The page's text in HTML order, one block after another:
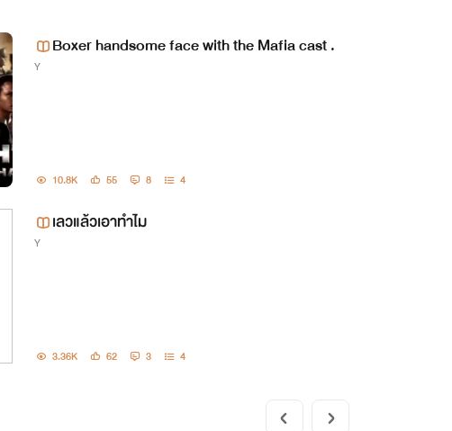
Boxer handsome face with the Mafia cast .
Y
10.8K 55 8 4
เลวแล้วเอาทำไม
Y
3.36K 62 3 4